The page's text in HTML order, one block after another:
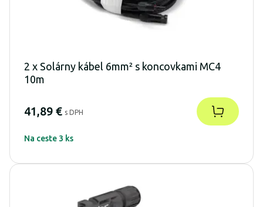
2 x Solárny kábel 6mm² s koncovkami MC4
10m
41,89 € s DPH
Na ceste 3 ks